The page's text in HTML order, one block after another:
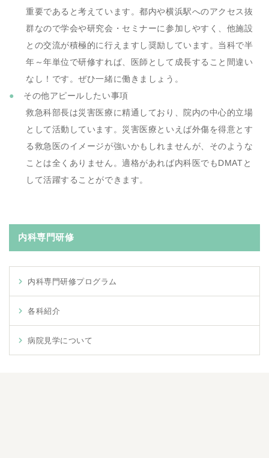
重要であると考えています。都内や横浜駅へのアクセス抜
群なので学会や研究会・セミナーに参加しやすく、他施設
との交流が積極的に行えますし奨励しています。当科で半
年～年単位で研修すれば、医師として成長すること間違い
なし！です。ぜひ一緒に働きましょう。
その他アピールしたい事項
救急科部長は災害医療に精通しており、院内の中心的立場
として活動しています。災害医療といえば外傷を得意とす
る救急医のイメージが強いかもしれませんが、そのような
ことは全くありません。適格があれば内科医でもDMATと
して活躍することができます。
内科専門研修
内科専門研修プログラム
各科紹介
病院見学について